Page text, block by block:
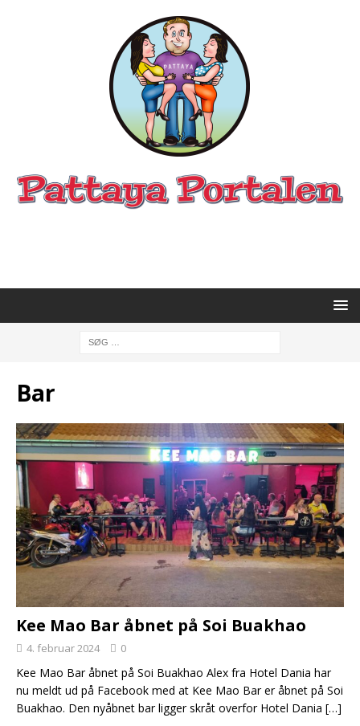
Bar
Kee Mao Bar åbnet på Soi Buakhao
4. februar 2024 0
Kee Mao Bar åbnet på Soi Buakhao Alex fra Hotel Dania har
nu meldt ud på Facebook med at Kee Mao Bar er åbnet på Soi
Buakhao. Den nyåbnet bar ligger skråt overfor Hotel Dania […]